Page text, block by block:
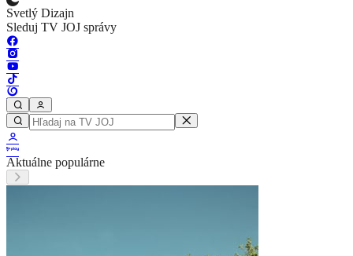
Svetlý Dizajn
Sleduj TV JOJ správy
Aktuálne populárne